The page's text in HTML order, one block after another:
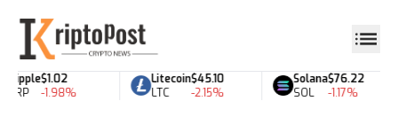
Ripple
XRP
$1.02
-1.98%
Litecoin
LTC
$45.10
-2.15%
Solana
SOL
$76.22
-1.17%